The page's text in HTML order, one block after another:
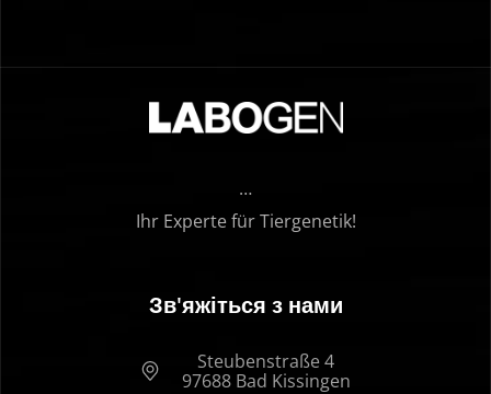
…
Ihr Experte für Tiergenetik!
Зв'яжіться з нами
Steubenstraße 4
97688 Bad Kissingen